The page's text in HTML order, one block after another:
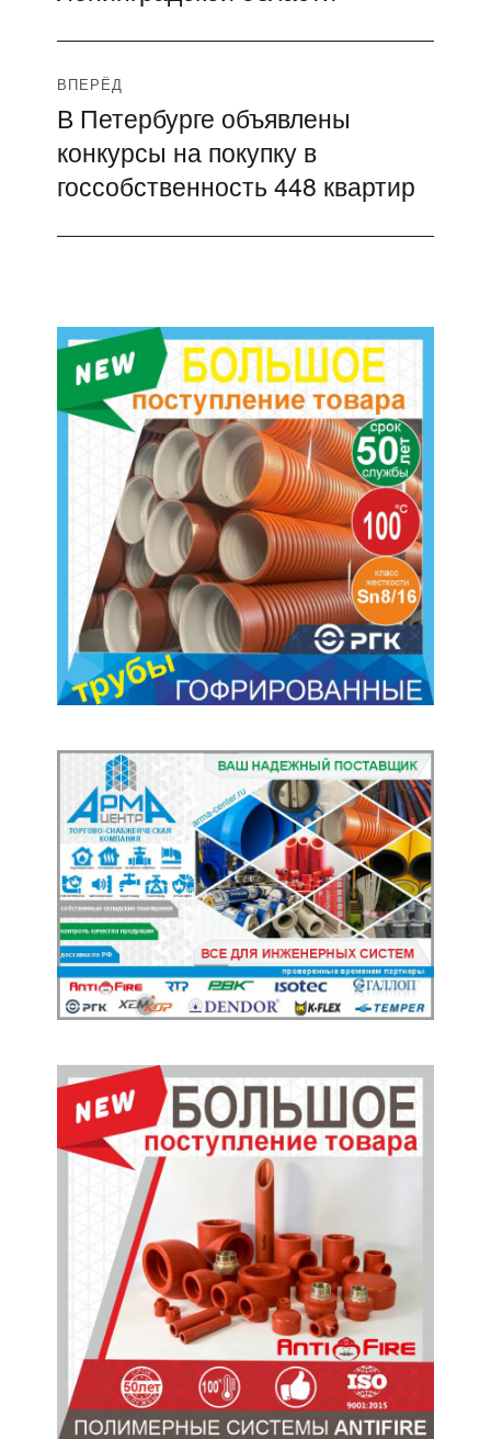
ВПЕРЁД
Следующая
запись:
В Петербурге объявлены
конкурсы на покупку в
госсобственность 448 квартир